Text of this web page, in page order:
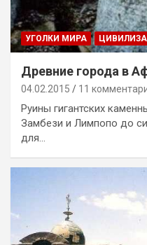
УГОЛКИ МИРА
Древние города в
04.02.2015 11
Руины гигантских
Замбези и Лимпопо до
для…